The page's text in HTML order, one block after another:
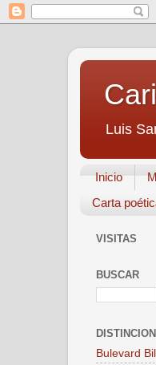
Luis
Inicio
Carta
VISITAS
BUSCAR
Bulevard